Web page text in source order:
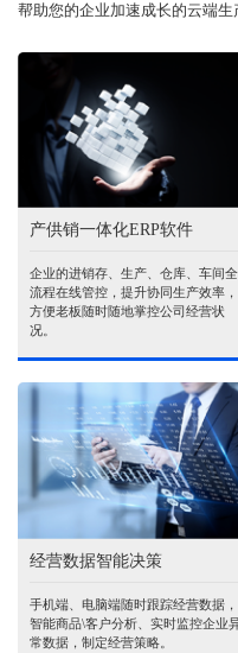
帮助您的企业加速成长的云端生
产供销一体化ERP软件
企业的进销存、生产、仓库、车间全
流程在线管控，提升协同生产效率，
方便老板随时随地掌控公司经营状
况。
经营数据智能决策
手机端、电脑端随时跟踪经营数据，
智能商品\客户分析、实时监控企业
常数据，制定经营策略。